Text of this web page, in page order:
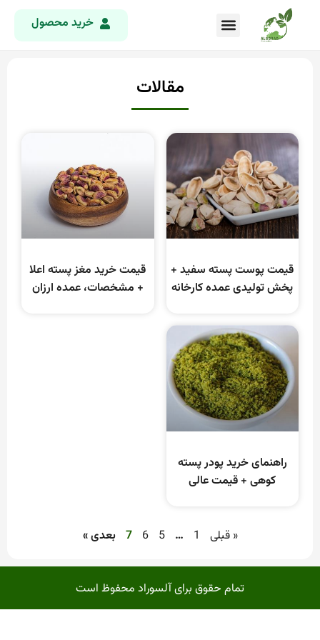
خرید محصول
مقالات
قیمت پوست پسته سفید +
پخش تولیدی عمده کارخانه
قیمت خرید مغز پسته اعلا
+ مشخصات، عمده ارزان
راهنمای خرید پودر پسته
کوهی + قیمت عالی
« قبلی 1
…
5
6
7 بعدی »
تمام حقوق برای آلسوراد محفوظ است